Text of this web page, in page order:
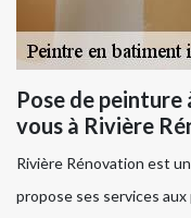
Pose de
vous à Rivière
Rivière Rénovation est
propose ses services